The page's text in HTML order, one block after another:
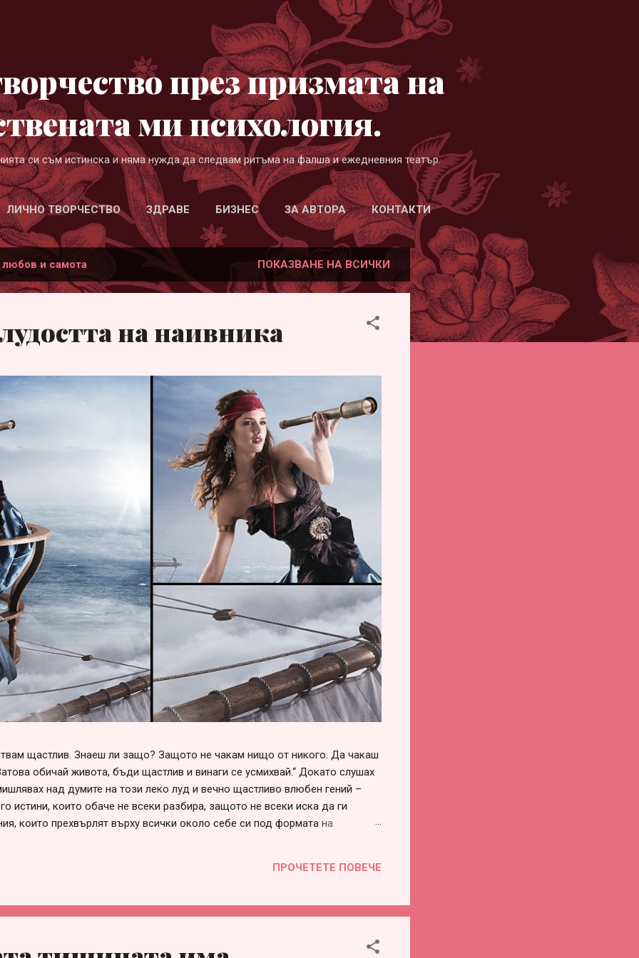
през призмата на
ми психология.
си съм истинска и няма нужда да следвам ритъма на фалша и ежедневния театър.
ЛИЧНО ТВОРЧЕСТВО ЗДРАВЕ БИЗНЕС ЗА АВТОРА КОНТАКТИ
любов и самота ПОКАЗВАНЕ НА ВСИЧКИ
на наивника
щастлив. Знаеш ли защо? Защото не чакам нищо от никого. Да чакаш
обичай живота, бъди щастлив и винаги се усмихвай.“ Докато слушах
над думите на този леко луд и вечно щастливо влюбен гений –
истини, които обаче не всеки разбира, защото не всеки иска да ги
които прехвърлят върху всички около себе си под формата на
сърцето си. Така или иначе, болка във взаимоотношенията винаги има –
различна призма и личностна мотивация, за която няма своевременна
проста – когато един човек не събира смелост да заяви се...
ПРОЧЕТЕТЕ ПОВЕЧЕ